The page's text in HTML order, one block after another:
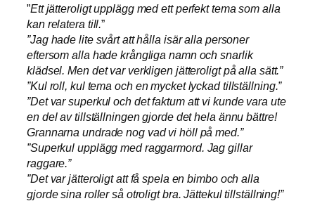
”Ett jätteroligt upplägg med ett perfekt tema som alla
kan relatera till.”
”Jag hade lite svårt att hålla isär alla personer
eftersom alla hade krångliga namn och snarlik
klädsel. Men det var verkligen jätteroligt på alla sätt.”
”Kul roll, kul tema och en mycket lyckad tillställning.”
”Det var superkul och det faktum att vi kunde vara ute
en del av tillställningen gjorde det hela ännu bättre!
Grannarna undrade nog vad vi höll på med.”
”Superkul upplägg med raggarmord. Jag gillar
raggare.”
”Det var jätteroligt att få spela en bimbo och alla
gjorde sina roller så otroligt bra. Jättekul tillställning!”